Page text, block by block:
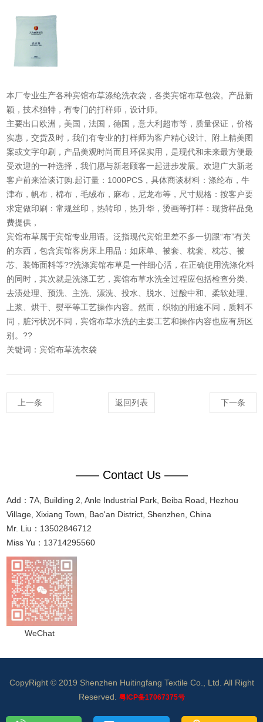
本厂专业生产各种宾馆布草涤纶洗衣袋，各类宾馆布草包袋。产品新
颖，技术独特，有专门的打样师，设计师。
主要出口欧洲，美国，法国，德国，意大利超市等，质量保证，价格
实惠，交货及时，我们有专业的打样师为客户精心设计、附上精美图
案或文字印刷，产品美观时尚而且环保实用，是现代和未来最方便最
受欢迎的一种选择，我们愿与新老顾客一起进步发展。欢迎广大新老
客户前来洽谈订购.起订量：1000PCS，具体商谈材料：涤纶布，牛
津布，帆布，棉布，毛绒布，麻布，尼龙布等，尺寸规格：按客户要
求定做印刷：常规丝印，热转印，热升华，烫画等打样：现货样品免
费提供，
宾馆布草属于宾馆专业用语。泛指现代宾馆里差不多一切跟“布”有关
的东西，包含宾馆客房床上用品：如床单、被套、枕套、枕芯、被
芯、装饰面料等??洗涤宾馆布草是一件细心活，在正确使用洗涤化料
的同时，其次就是洗涤工艺，宾馆布草水洗全过程应包括检查分类、
去渍处理、预洗、主洗、漂洗、投水、脱水、过酸中和、柔软处理、
上浆、烘干、熨平等工艺操作内容。然而，织物的用途不同，质料不
同，脏污状况不同，宾馆布草水洗的主要工艺和操作内容也应有所区
别。??
关键词：宾馆布草洗衣袋
上一条 返回列表 下一条
—— Contact Us ——
Add：7A, Building 2, Anle Industrial Park, Beiba Road, Hezhou
Village, Xixiang Town, Bao'an District, Shenzhen, China
Mr. Liu：13502846712
Miss Yu：13714295560
WeChat
CopyRight © 2019 Shenzhen Huitingfang Textile Co., Ltd. All Right
Reserved.
粤ICP备17067375号